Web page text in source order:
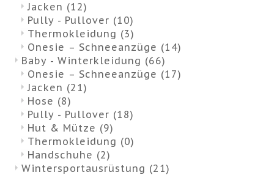
Jacken (12)
Pully - Pullover (10)
Thermokleidung (3)
Onesie – Schneeanzüge (14)
Baby - Winterkleidung (66)
Onesie – Schneeanzüge (17)
Jacken (21)
Hose (8)
Pully - Pullover (18)
Hut & Mütze (9)
Thermokleidung (0)
Handschuhe (2)
Wintersportausrüstung (21)